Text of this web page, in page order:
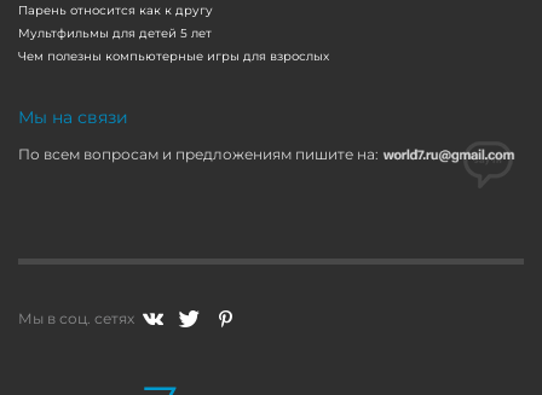
Парень относится как к другу
Мультфильмы для детей 5 лет
Чем полезны компьютерные игры для взрослых
Мы на связи
По всем вопросам и предложениям пишите на:
Мы в соц. сетях